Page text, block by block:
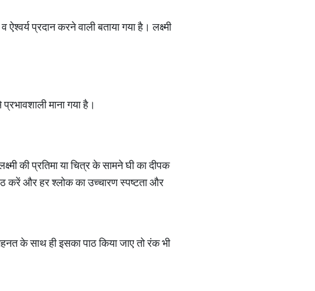
प्रदान करने वाली बताया गया है। लक्ष्मी
माना गया है।
की प्रतिमा या चित्र के सामने घी का दीपक
करें और हर श्लोक का उच्चारण स्पष्टता और
के साथ ही इसका पाठ किया जाए तो रंक भी